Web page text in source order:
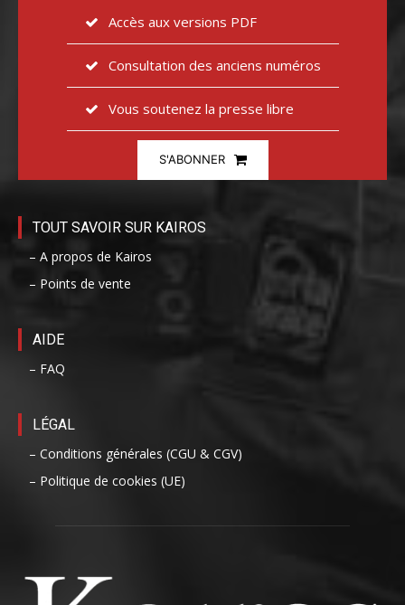
Accès aux versions PDF
Consultation des anciens numéros
Vous soutenez la presse libre
S'ABONNER
TOUT SAVOIR SUR KAIROS
– A propos de Kairos
– Points de vente
AIDE
– FAQ
LÉGAL
– Conditions générales (CGU & CGV)
– Politique de cookies (UE)